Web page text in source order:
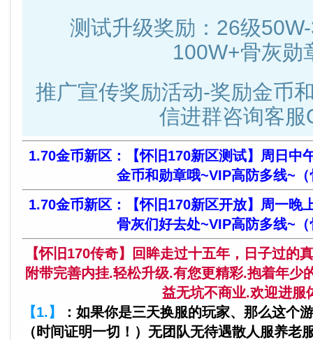
测试升级奖励：26级
100W+骨灰勋
推广宣传奖励活动-奖励金币
信进群咨询客服
1.70金币新区：【怀旧170新区测试】周日中
金币和勋章哦~VIP高防多线~
1.70金币新区：【怀旧170新区开放】周一晚
骨灰们好去处~VIP高防多线~
【怀旧170传奇】回眸走过十五年，日子过的
附带完善内挂.轻松升级.有您更精彩.抱着年少
益无坑不商业.欢迎进服
【1.】
：如果你是三天换服的玩家、那么这个
（时间证明一切！）无团队无待遇散人服养老